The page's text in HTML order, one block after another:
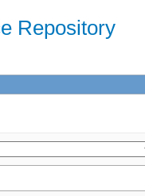
Repository